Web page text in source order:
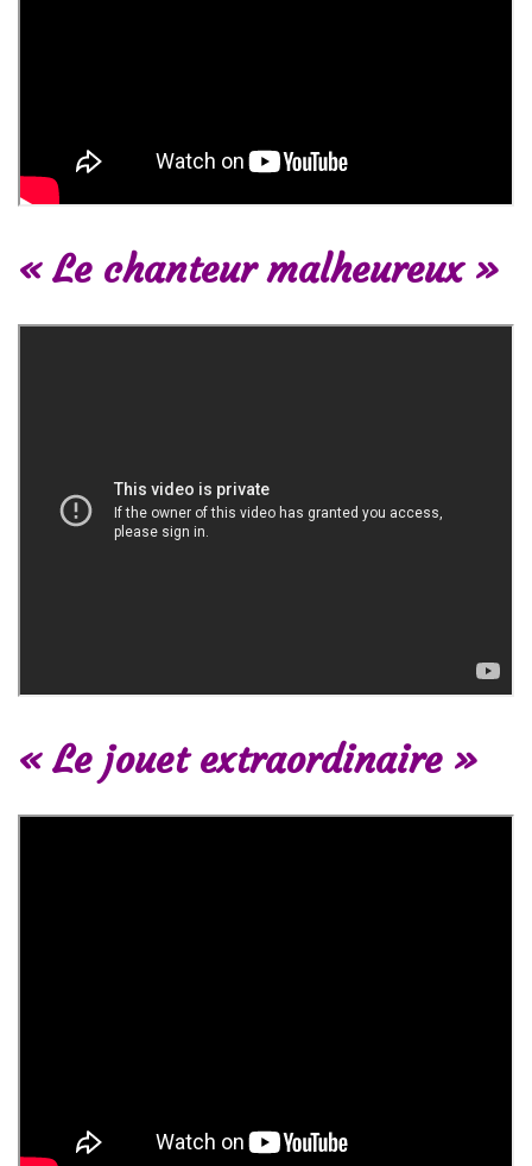
« Le chanteur malheureux »
« Le jouet extraordinaire »